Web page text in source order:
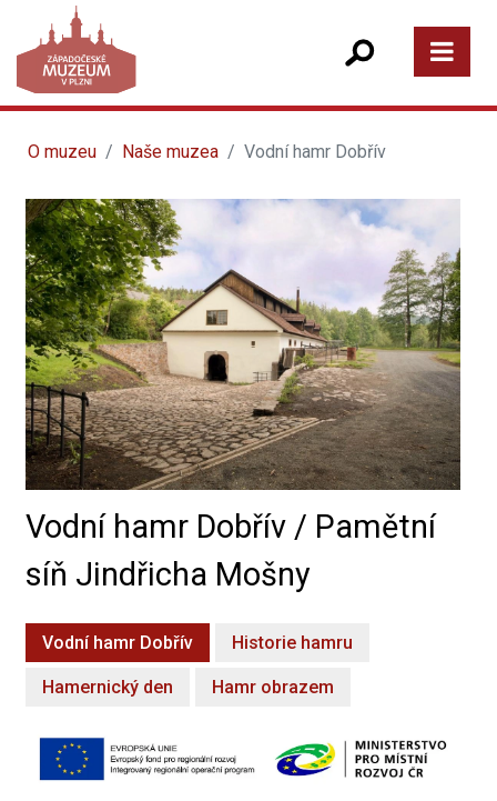
O muzeu Naše muzea Vodní hamr Dobřív
Vodní hamr Dobřív / Pamětní
síň Jindřicha Mošny
Vodní hamr Dobřív Historie hamru
Hamernický den Hamr obrazem